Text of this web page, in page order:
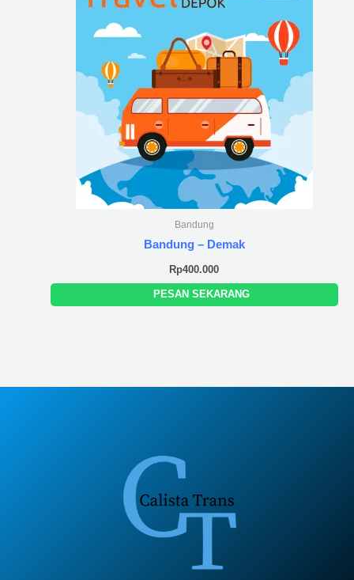
Bandung
Bandung – Demak
Rp400.000
PESAN SEKARANG